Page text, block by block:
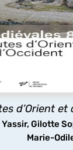
d’Orient et
Gilotte
Marie-
marchands et
routes
inhospitaliers,
infrastructures
découvrir